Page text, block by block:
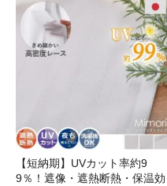
【短納期】UVカット率約9
9％！遮像・遮熱断熱・保温効